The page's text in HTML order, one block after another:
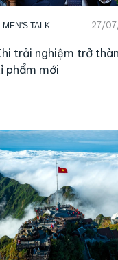
MEN'S TALK 27/
trải nghiệm trở
phẩm mới